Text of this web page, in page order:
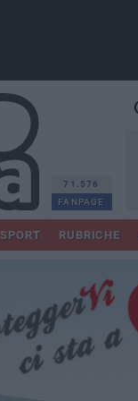
71.576
FANPAGE
SPORT RUBRICHE